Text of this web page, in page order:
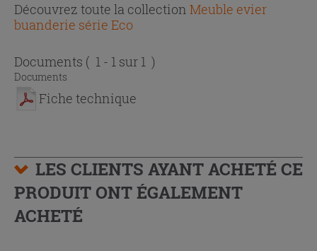
Découvrez toute la collection Meuble evier
buanderie série Eco
Documents ( 1 - 1 sur 1 )
Documents
Fiche technique
LES CLIENTS AYANT ACHETÉ CE
PRODUIT ONT ÉGALEMENT
ACHETÉ